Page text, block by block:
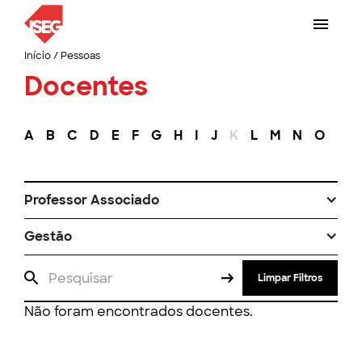
Início/ Pessoas
Docentes
A B C D E F G H I J K L M N O
Professor Associado
Gestão
Limpar Filtros
Não foram encontrados docentes.